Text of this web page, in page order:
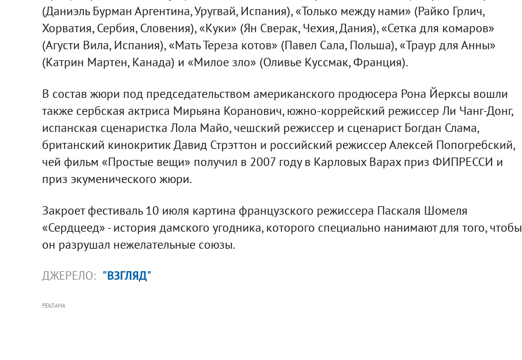
(Даниэль Бурман Аргентина, Уругвай, Испания), «Только между нами» (Райко Грлич,
Хорватия, Сербия, Словения), «Куки» (Ян Сверак, Чехия, Дания), «Сетка для комаров»
(Агусти Вила, Испания), «Мать Тереза котов» (Павел Сала, Польша), «Траур для Анны»
(Катрин Мартен, Канада) и «Милое зло» (Оливье Куссмак, Франция).
В состав жюри под председательством американского продюсера Рона Йерксы вошли
также сербская актриса Мирьяна Коранович, южно-коррейский режиссер Ли Чанг-Донг,
испанская сценаристка Лола Майо, чешский режиссер и сценарист Богдан Слама,
британский кинокритик Давид Стрэттон и российский режиссер Алексей Попогребский,
чей фильм «Простые вещи» получил в 2007 году в Карловых Варах приз ФИПРЕССИ и
приз экуменического жюри.
Закроет фестиваль 10 июля картина французского режиссера Паскаля Шомеля
«Сердцеед» - история дамского угодника, которого специально нанимают для того, чтобы
он разрушал нежелательные союзы.
ДЖЕРЕЛО: "ВЗГЛЯД"
РЕКЛАМА